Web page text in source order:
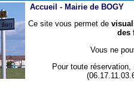
Accueil - Mairie de BOGY
Ce site vous permet de
des
Vous ne
Pour toute